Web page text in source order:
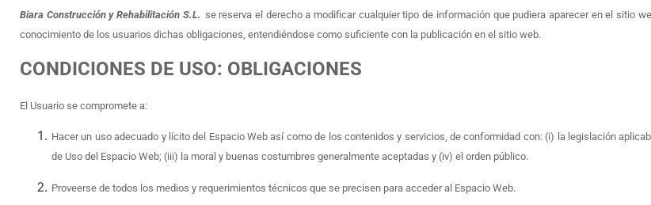
Biara Construcción y Rehabilitación S.L. se reserva el derecho a modificar cualquier tipo de información que pudiera aparecer en el sitio
conocimiento de los usuarios dichas obligaciones, entendiéndose como suficiente con la publicación en el sitio web.
CONDICIONES DE USO: OBLIGACIONES
El Usuario se compromete a:
Hacer un uso adecuado y lícito del Espacio Web así como de los contenidos y servicios, de conformidad con: (i) la legislación
de Uso del Espacio Web; (iii) la moral y buenas costumbres generalmente aceptadas y (iv) el orden público.
Proveerse de todos los medios y requerimientos técnicos que se precisen para acceder al Espacio Web.